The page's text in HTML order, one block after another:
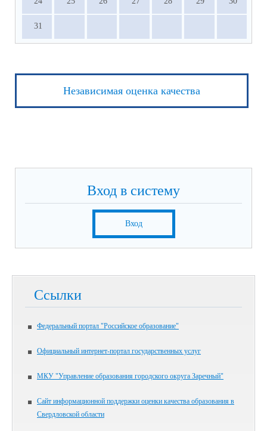
31
Независимая оценка качества
Вход в систему
Вход
Ссылки
Федеральный портал "Российское образование"
Официальный интернет-портал государственных услуг
МКУ "Управление образования городского округа Заречный"
Сайт информационной поддержки оценки качества образования в
Свердловской области